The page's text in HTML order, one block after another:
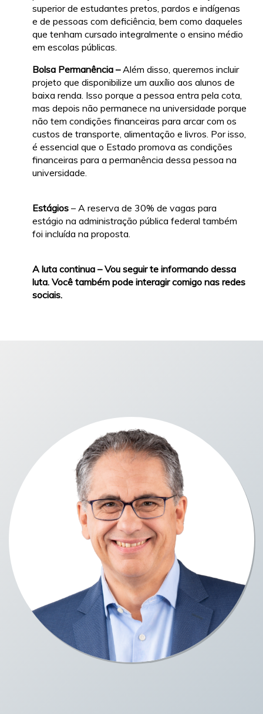
superior de estudantes pretos, pardos e indígenas
e de pessoas com deficiência, bem como daqueles
que tenham cursado integralmente o ensino médio
em escolas públicas.
Bolsa Permanência –Além disso, queremos incluir
projeto que disponibilize um auxílio aos alunos de
baixa renda. Isso porque a pessoa entra pela cota,
mas depois não permanece na universidade porque
não tem condições financeiras para arcar com os
custos de transporte, alimentação e livros. Por isso,
é essencial que o Estado promova as condições
financeiras para a permanência dessa pessoa na
universidade.
Estágios – A reserva de 30% de vagas para
estágio na administração pública federal também
foi incluída na proposta.
A luta continua – Vou seguir te informando dessa
luta. Você também pode interagir comigo nas redes
sociais.